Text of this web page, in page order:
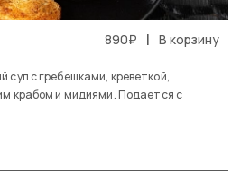
890₽ | В корзину
с гребешками, креветкой,
крабом и мидиями. Подается с